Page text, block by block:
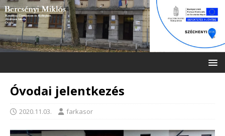
Óvodai jelentkezés
2020.11.03. farkasor